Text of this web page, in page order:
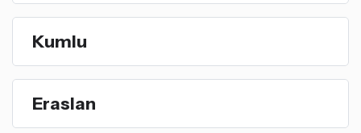
Kumlu
Eraslan